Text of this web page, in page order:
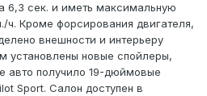
6,3 сек. и иметь максимальную
ч. Кроме форсирования двигателя,
внешности и интерьеру
установлены новые спойлеры,
авто получило 19-дюймовые
Sport. Салон доступен в